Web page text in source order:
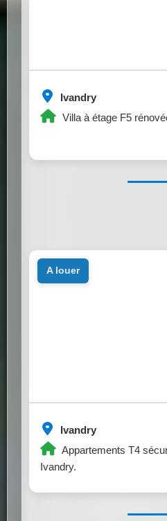
Ivandry
Villa à étage F5
Ivandry
Appartements T4
Ivandry.
a louer